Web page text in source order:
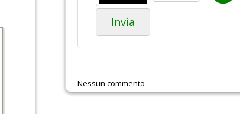
Invia
Nessun commento